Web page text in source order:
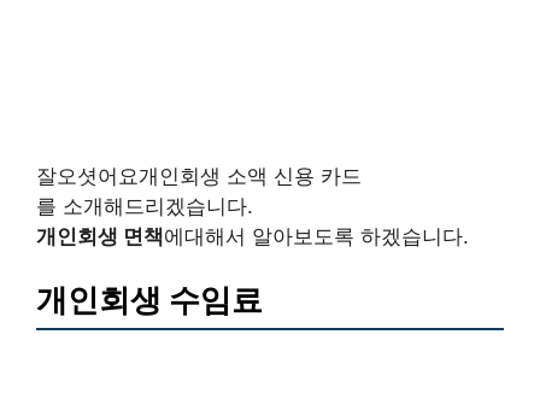
잘오셧어요개인회생 소액 신용 카드
를 소개해드리겠습니다.
개인회생 면책에대해서 알아보도록 하겠습니다.
개인회생 수임료